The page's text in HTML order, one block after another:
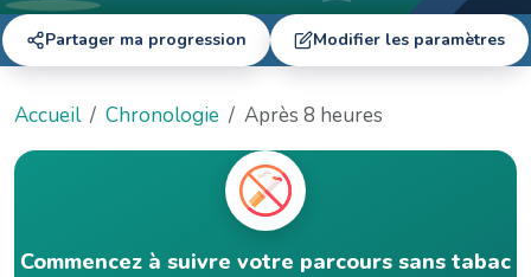
Partager ma progression Modifier les paramètres
Accueil Chronologie Après 8 heures
Commencez à suivre votre parcours sans tabac